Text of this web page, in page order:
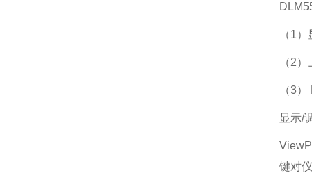
（1
（2
（3
显示/
键对